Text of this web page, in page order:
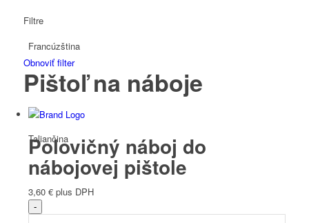
Francúzština
Taliančina
Filtre
Obnoviť filter
Pištoľ na náboje
Polovičný náboj do
nábojovej pištole
3,60 € plus DPH